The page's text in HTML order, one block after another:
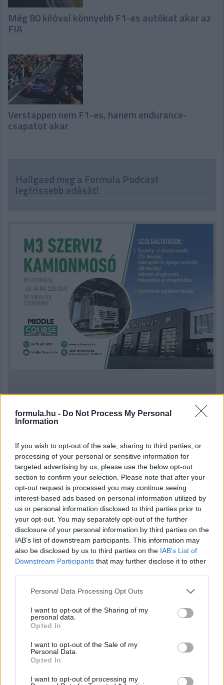
formula.hu - Do Not Process My Personal
Information
If you wish to opt-out of the sale, sharing to third parties, or
processing of your personal or sensitive information for
targeted advertising by us, please use the below opt-out
section to confirm your selection. Please note that after your
opt-out request is processed you may continue seeing
interest-based ads based on personal information utilized by
us or personal information disclosed to third parties prior to
your opt-out. You may separately opt-out of the further
disclosure of your personal information by third parties on the
IAB’s list of downstream participants. This information may
also be disclosed by us to third parties on the IAB’s List of
Downstream Participants that may further disclose it to other
Please note that this website/app uses one or more Google
not limited to your visit or usage behaviour. You may click to
grant or deny consent to Google and its third-party tags to
use your data for below specified purposes in below Google
consent section.
Personal Data Processing Opt Outs
I want to opt-out of the Sharing of my
personal data.
Opted In
I want to opt-out of the Sale of my
Personal Data.
Opted In
I want to opt-out of processing my
Még 80 kilóval könnyebb F1-es autókat akar az
FIA
Verstappen nem F1-es, hanem endurance-
csapatot akar
Hallgasd meg a Formula Podcast
legfrissebb adását!
Parc Fermé
5 órája
IndyCar: Palou nyert Portlandben, már 100 pont fölött az
előnye
16 órája